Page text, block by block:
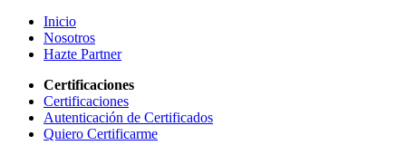
Inicio
Nosotros
Hazte Partner
Certificaciones
Certificaciones
Autenticación de Certificados
Quiero Certificarme